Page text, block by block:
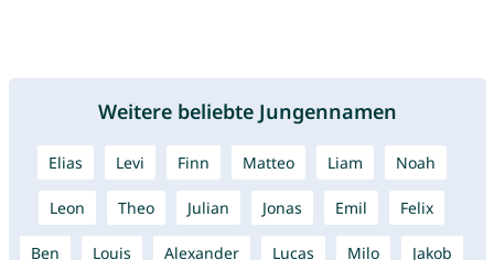
Weitere beliebte Jungennamen
Elias Levi Finn Matteo Liam Noah
Leon Theo Julian Jonas Emil Felix
Ben Louis Alexander Lucas Milo Jakob